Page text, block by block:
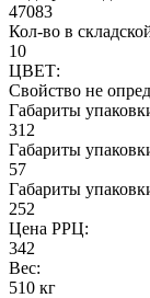
47083
Кол-во в
10
ЦВЕТ:
Свойство не
Габариты
312
Габариты
57
Габариты
252
Цена РРЦ:
342
Вес:
510 кг